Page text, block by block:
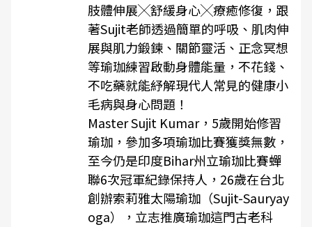
肢體伸展╳舒緩身心╳療癒修復，跟
著Sujit老師透過簡單的呼吸、肌肉伸
展與肌力鍛鍊、關節靈活、正念冥想
等瑜珈練習啟動身體能量，不花錢、
不吃藥就能紓解現代人常見的健康小
毛病與身心問題！
Master Sujit Kumar，5歲開始修習
瑜珈，參加多項瑜珈比賽獲獎無數，
至今仍是印度Bihar州立瑜珈比賽蟬
聯6次冠軍紀錄保持人，26歲在台北
創辦索莉雅太陽瑜珈（Sujit-Sauryay
oga），立志推廣瑜珈這門古老科